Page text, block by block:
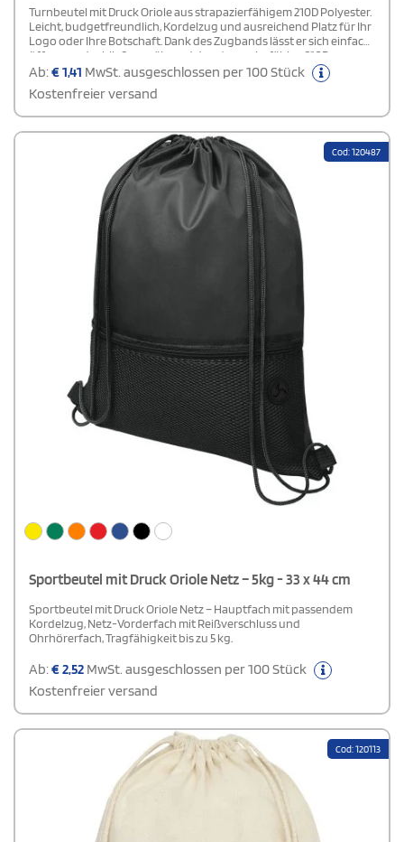
Turnbeutel mit Druck Oriole aus strapazierfähigem 210D Polyester.
Leicht, budgetfreundlich, Kordelzug und ausreichend Platz für Ihr
Logo oder Ihre Botschaft. Dank des Zugbands lässt er sich einfach
öffnen und schließen, während das strapazierfähige 210D-
Polyestermaterial Stabilität und Langlebigkeit gewährleistet.
Ab:€1,41 MwSt. ausgeschlossen per 100 Stück
Kostenfreier versand
Cod: 120487
Sportbeutel mit Druck Oriole Netz – 5kg - 33 x 44 cm
Sportbeutel mit Druck Oriole Netz – Hauptfach mit passendem
Kordelzug, Netz-Vorderfach mit Reißverschluss und
Ohrhörerfach, Tragfähigkeit bis zu 5 kg.
Ab:€2,52 MwSt. ausgeschlossen per 100 Stück
Kostenfreier versand
Cod: 120113